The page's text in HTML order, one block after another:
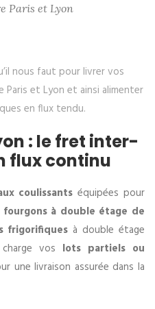
Paris et Lyon
nous faut pour livrer vos
Paris et Lyon et ainsi alimenter
en flux tendu.
: le fret inter-
flux continu
coulissants équipées pour
fourgons à double étage de
frigorifiques à double étage
vos lots partiels ou
une livraison assurée dans la